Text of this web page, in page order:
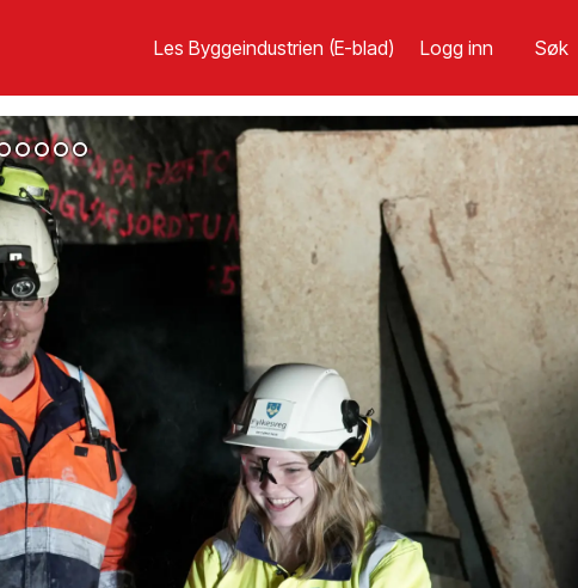
Les Byggeindustrien (E-blad) Logg inn